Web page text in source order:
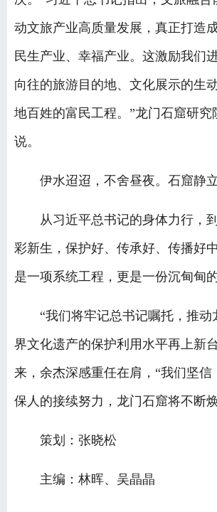
动文旅产业高质量发展，真正打造
民生产业、幸福产业。这激励我们
向往的旅游目的地、文化展示的生
地百姓的富民工程。”龙门石窟研究
说。
伊水迢迢，不舍昼夜。石窟静立
从习近平总书记的身体力行，
彩新生，保护好、传承好、传播好
是一项系统工程，更是一份沉甸甸
“我们将牢记总书记嘱托，推动
界文化遗产的保护利用水平再上新
来，余杰深感重任在肩，“我们坚信
保人的接续努力，龙门石窟将不断
策划：张晓松
主编：林晖、吴晶晶